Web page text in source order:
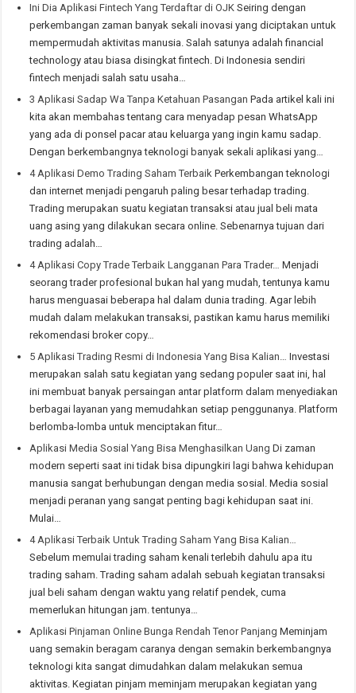
Ini Dia Aplikasi Fintech Yang Terdaftar di OJK Seiring dengan
perkembangan zaman banyak sekali inovasi yang diciptakan untuk
mempermudah aktivitas manusia. Salah satunya adalah financial
technology atau biasa disingkat fintech. Di Indonesia sendiri
fintech menjadi salah satu usaha…
3 Aplikasi Sadap Wa Tanpa Ketahuan Pasangan Pada artikel kali ini
kita akan membahas tentang cara menyadap pesan WhatsApp
yang ada di ponsel pacar atau keluarga yang ingin kamu sadap.
Dengan berkembangnya teknologi banyak sekali aplikasi yang…
4 Aplikasi Demo Trading Saham Terbaik Perkembangan teknologi
dan internet menjadi pengaruh paling besar terhadap trading.
Trading merupakan suatu kegiatan transaksi atau jual beli mata
uang asing yang dilakukan secara online. Sebenarnya tujuan dari
trading adalah…
4 Aplikasi Copy Trade Terbaik Langganan Para Trader…
Menjadi
seorang trader profesional bukan hal yang mudah, tentunya kamu
harus menguasai beberapa hal dalam dunia trading. Agar lebih
mudah dalam melakukan transaksi, pastikan kamu harus memiliki
rekomendasi broker copy…
5 Aplikasi Trading Resmi di Indonesia Yang Bisa Kalian…
Investasi
merupakan salah satu kegiatan yang sedang populer saat ini, hal
ini membuat banyak persaingan antar platform dalam menyediakan
berbagai layanan yang memudahkan setiap penggunanya. Platform
berlomba-lomba untuk menciptakan fitur…
Aplikasi Media Sosial Yang Bisa Menghasilkan Uang Di zaman
modern seperti saat ini tidak bisa dipungkiri lagi bahwa kehidupan
manusia sangat berhubungan dengan media sosial. Media sosial
menjadi peranan yang sangat penting bagi kehidupan saat ini.
Mulai…
4 Aplikasi Terbaik Untuk Trading Saham Yang Bisa Kalian…
Sebelum memulai trading saham kenali terlebih dahulu apa itu
trading saham. Trading saham adalah sebuah kegiatan transaksi
jual beli saham dengan waktu yang relatif pendek, cuma
memerlukan hitungan jam. tentunya…
Aplikasi Pinjaman Online Bunga Rendah Tenor Panjang Meminjam
uang semakin beragam caranya dengan semakin berkembangnya
teknologi kita sangat dimudahkan dalam melakukan semua
aktivitas. Kegiatan pinjam meminjam merupakan kegiatan yang